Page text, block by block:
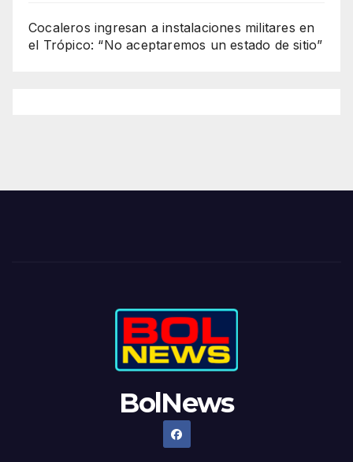
Cocaleros ingresan a instalaciones militares en
el Trópico: “No aceptaremos un estado de sitio”
BolNews